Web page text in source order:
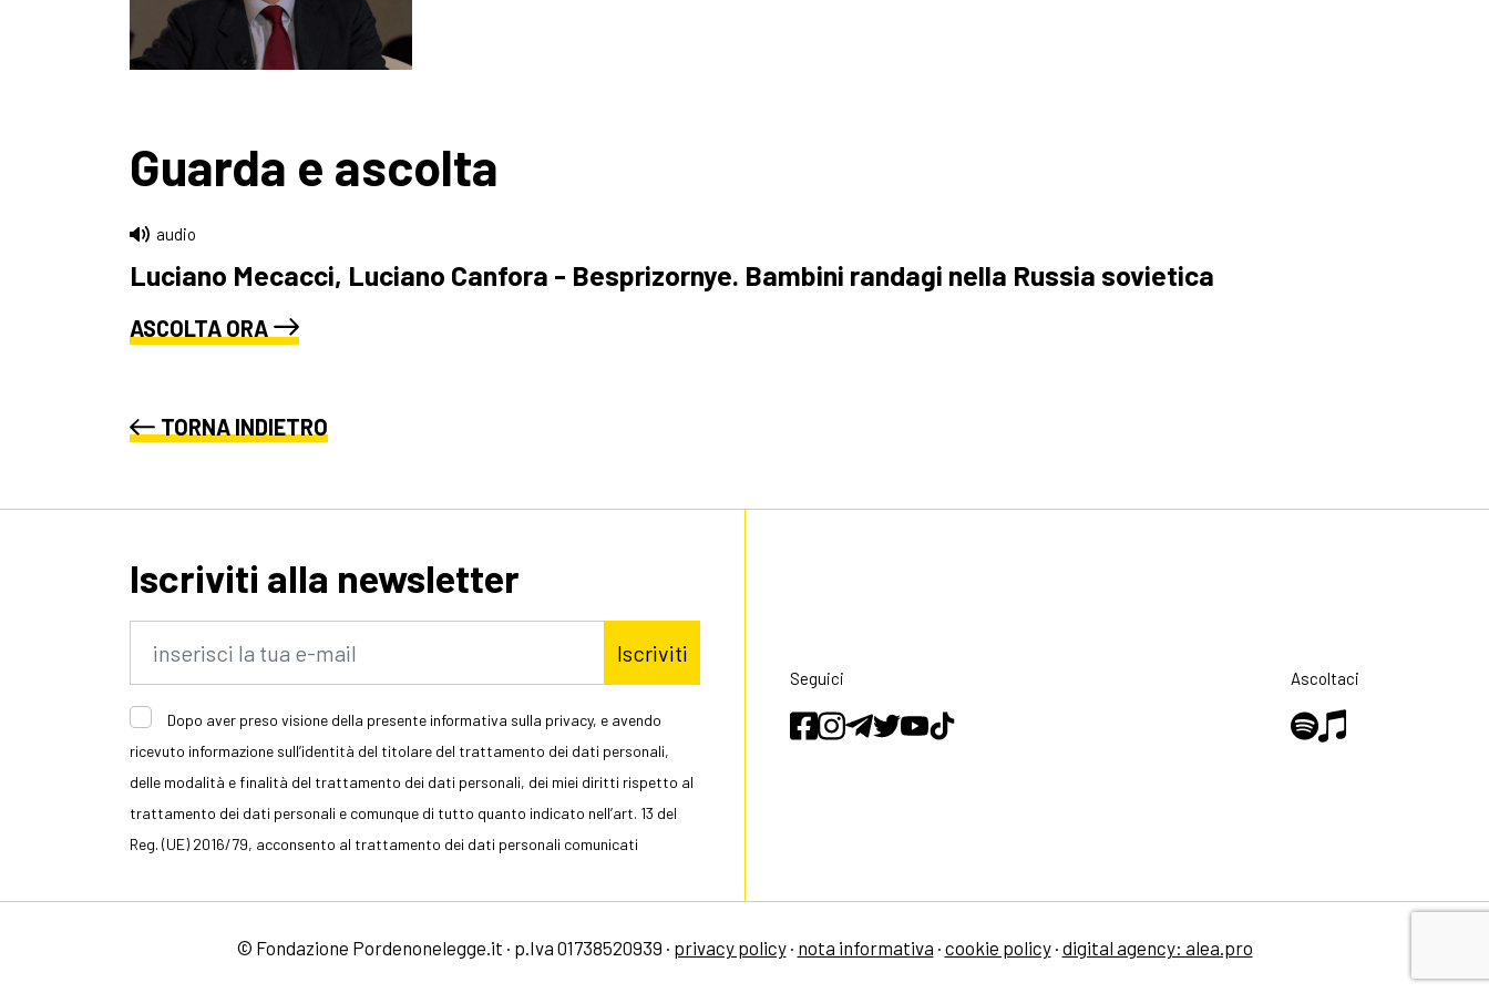
Guarda e ascolta
audio
Luciano Mecacci, Luciano Canfora - Besprizornye. Bambini randagi nella Russia sovietica
ASCOLTA ORA
TORNA INDIETRO
Iscriviti alla newsletter
Iscriviti
Dopo aver preso visione della presente informativa sulla privacy, e avendo
ricevuto informazione sull’identità del titolare del trattamento dei dati personali,
delle modalità e finalità del trattamento dei dati personali, dei miei diritti rispetto al
trattamento dei dati personali e comunque di tutto quanto indicato nell’art. 13 del
Reg. (UE) 2016/79, acconsento al trattamento dei dati personali comunicati
Seguici Ascoltaci
© Fondazione Pordenonelegge.it · p.Iva 01738520939 · privacy policy· nota informativa · cookie policy· digital agency: alea.pro